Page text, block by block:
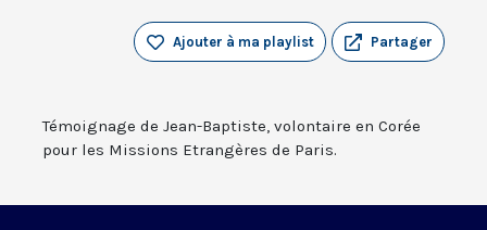
Partager
Ajouter à ma playlist
Témoignage de Jean-Baptiste, volontaire en Corée
pour les Missions Etrangères de Paris.